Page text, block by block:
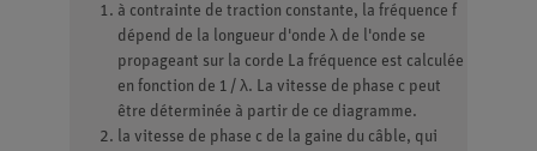
à contrainte de traction constante, la fréquence f
dépend de la longueur d'onde λ de l'onde se
propageant sur la corde La fréquence est calculée
en fonction de 1 / λ. La vitesse de phase c peut
être déterminée à partir de ce diagramme.
la vitesse de phase c de la gaine du câble, qui